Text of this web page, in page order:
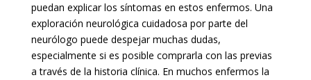
puedan explicar los síntomas en estos enfermos. Una
exploración neurológica cuidadosa por parte del
neurólogo puede despejar muchas dudas,
especialmente si es posible comprarla con las previas
a través de la historia clínica. En muchos enfermos la